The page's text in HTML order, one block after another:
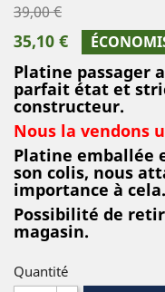
39,00 €
35,10 €
Platine passager
parfait état et
constructeur.
Nous la vendons
Platine emballée
son colis, nous
importance à cela.
Possibilité de
magasin.
Quantité